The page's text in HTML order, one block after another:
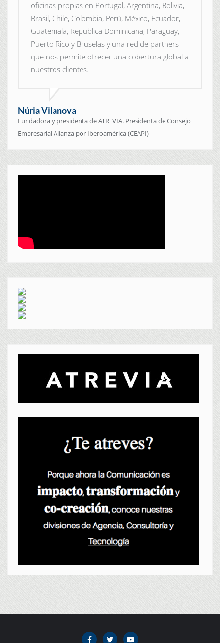
oficinas propias en Portugal, Argentina, Bolivia,
Brasil, Chile, Colombia, Perú, México, Ecuador,
Guatemala, República Dominicana, Paraguay,
Puerto Rico y Bruselas y una red de partners
que nos permite ofrecer una cobertura global a
nuestros clientes.
Núria Vilanova
Fundadora y presidenta de ATREVIA. Presidenta de Consejo
Empresarial Alianza por Iberoamérica (CEAPI)